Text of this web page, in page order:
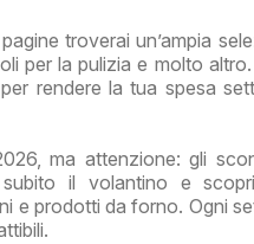
troverai un’ampia
per la pulizia e molto
rendere la tua spesa
ma attenzione: gli
il volantino e
e prodotti da forno. Ogni